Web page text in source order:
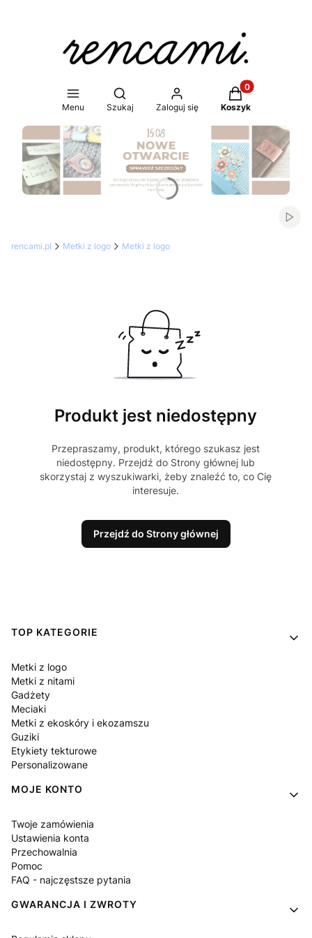
Menu
Otwórz wyszukiwarkę
Szukaj Zaloguj się
Produkty w
Koszyk
Naciśnij Enter lub spację, aby otworzyć stronę.
rencami.pl Metki z logo Metki z logo
Produkt jest niedostępny
Przepraszamy, produkt, którego szukasz jest
niedostępny. Przejdź do Strony głównej lub
skorzystaj z wyszukiwarki, żeby znaleźć to, co Cię
interesuje.
Przejdź do Strony głównej
Linki w stopce
TOP KATEGORIE
Metki z logo
Metki z nitami
Gadżety
Meciaki
Metki z ekoskóry i ekozamszu
Guziki
Etykiety tekturowe
Personalizowane
MOJE KONTO
Twoje zamówienia
Ustawienia konta
Przechowalnia
Pomoc
FAQ - najczęstsze pytania
GWARANCJA I ZWROTY